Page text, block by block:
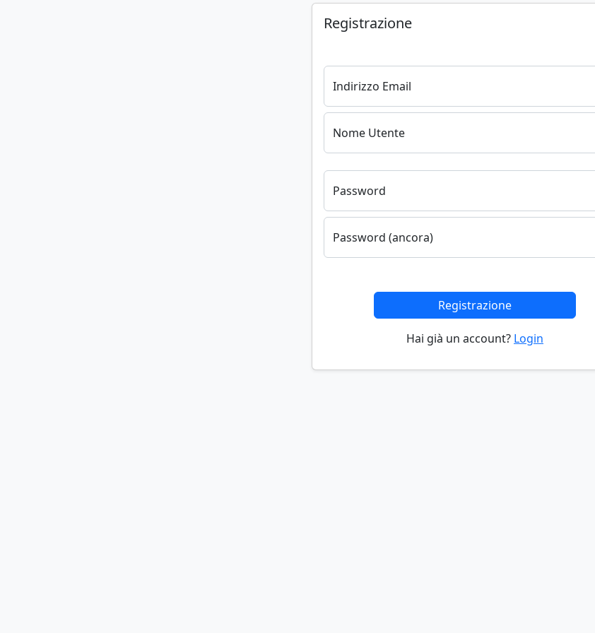
Registrazione
Indirizzo Email
Nome Utente
Password
Password (ancora)
Registrazione
Hai già un account? Login